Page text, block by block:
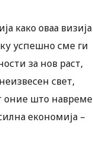
како оваа визија
успешно сме ги
за нов раст,
свет,
оние што навреме
економија –